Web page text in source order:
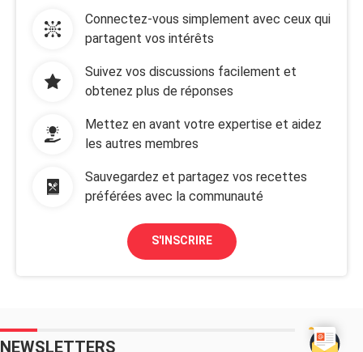
Connectez-vous simplement avec ceux qui
partagent vos intérêts
Suivez vos discussions facilement et
obtenez plus de réponses
Mettez en avant votre expertise et aidez
les autres membres
Sauvegardez et partagez vos recettes
préférées avec la communauté
S'INSCRIRE
NEWSLETTERS